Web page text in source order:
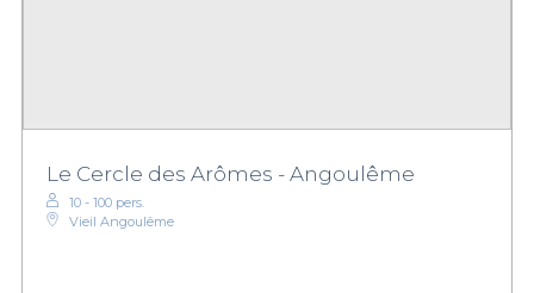
Le Cercle des Arômes - Angoulême
10 - 100 pers.
Vieil Angoulême